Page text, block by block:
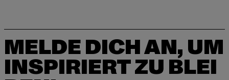
MELDE DICH AN, UM
INSPIRIERT ZU BLEI